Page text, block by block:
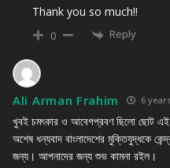
Thank you so much!!
0 Reply
Ali Arman Frahim 6
খুবই চমৎকার ও আবেগপ্রবণ ছিলো ছোট এই
অশেষ ধন্যবাদ বাংলাদেশের মুক্তিযুদ্ধকে
জন্য। আপনাদের জন্য শুভ কামনা রইল।